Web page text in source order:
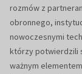
rozmów z
obronnego,
nowoczesnymi
którzy potwierdzili
ważnym